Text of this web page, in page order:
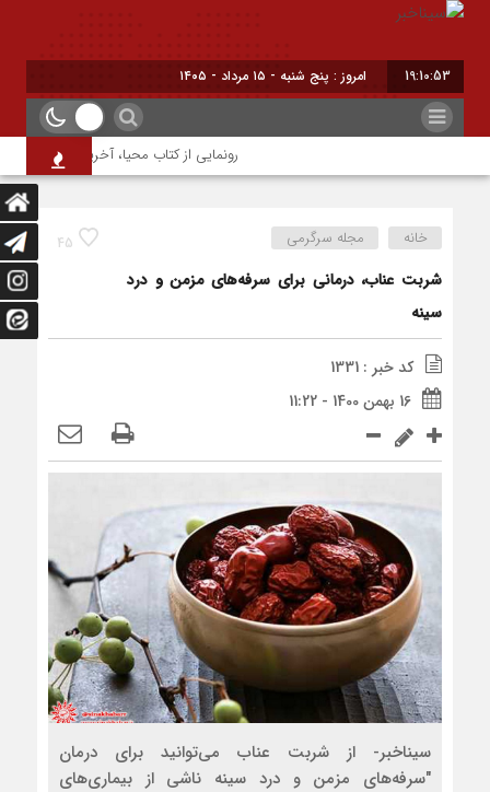
19:10:54 امروز : پنج شنبه - ۱۵ مرداد - ۱۴۰۵
رونمایی از کتاب محیا، آخرین اثر نویسنده
45 خانه مجله سرگرمی
شربت عناب، درمانی برای سرفه‌های مزمن و درد
سینه
کد خبر : 1331
16 بهمن 1400 - 11:22
سیناخبر- از شربت عناب می‌توانید برای درمان
"سرفه‌های مزمن و درد سینه ناشی از بیماری‌های